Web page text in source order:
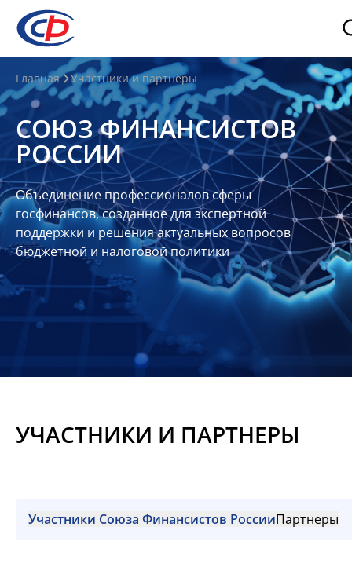
О
нас
О
СФР
Совет
Союза
Участники
Планы
отчеты
Контакты
Материалы
опытом
Главная Участники и партнеры
СОЮЗ ФИНАНСИСТОВ
РОССИИ
Объединение профессионалов сферы
госфинансов, созданное для экспертной
поддержки и решения актуальных вопросов
бюджетной и налоговой политики
УЧАСТНИКИ И ПАРТНЕРЫ
Участники Союза Финансистов РоссииПартнеры